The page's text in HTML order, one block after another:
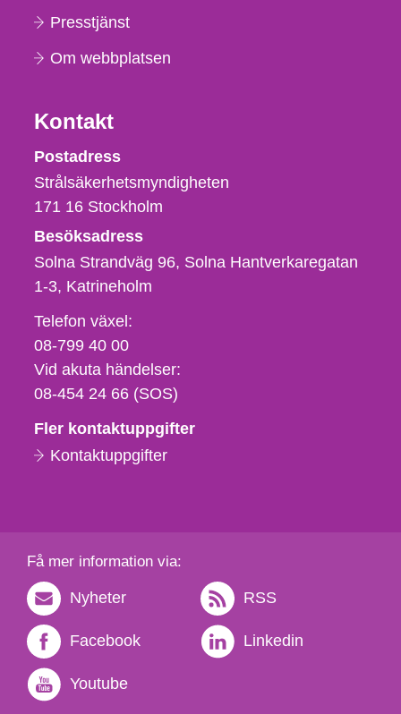
Presstjänst
Om webbplatsen
Kontakt
Strålsäkerhetsmyndigheten
Postadress
Strålsäkerhetsmyndigheten
171 16 Stockholm
Besöksadress
Solna Strandväg 96, Solna Hantverkaregatan
1-3 Katrineholm
Telefon,
fax
och
e-
Telefon växel:
08-799 40 00
Vid akuta händelser:
08-454 24 66 (SOS)
Fler kontaktuppgifter
Kontaktuppgifter
Få mer information via:
Nyheter RSS
Facebook Linkedin
Youtube